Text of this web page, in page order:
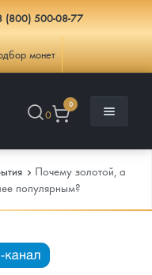
(800) 500-08-77
монет
0
0
Почему золотой, а
популярным?